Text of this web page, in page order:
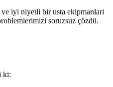
iyi niyetli bir usta ekipmanlari
soruzsuz çözdü.
ki: